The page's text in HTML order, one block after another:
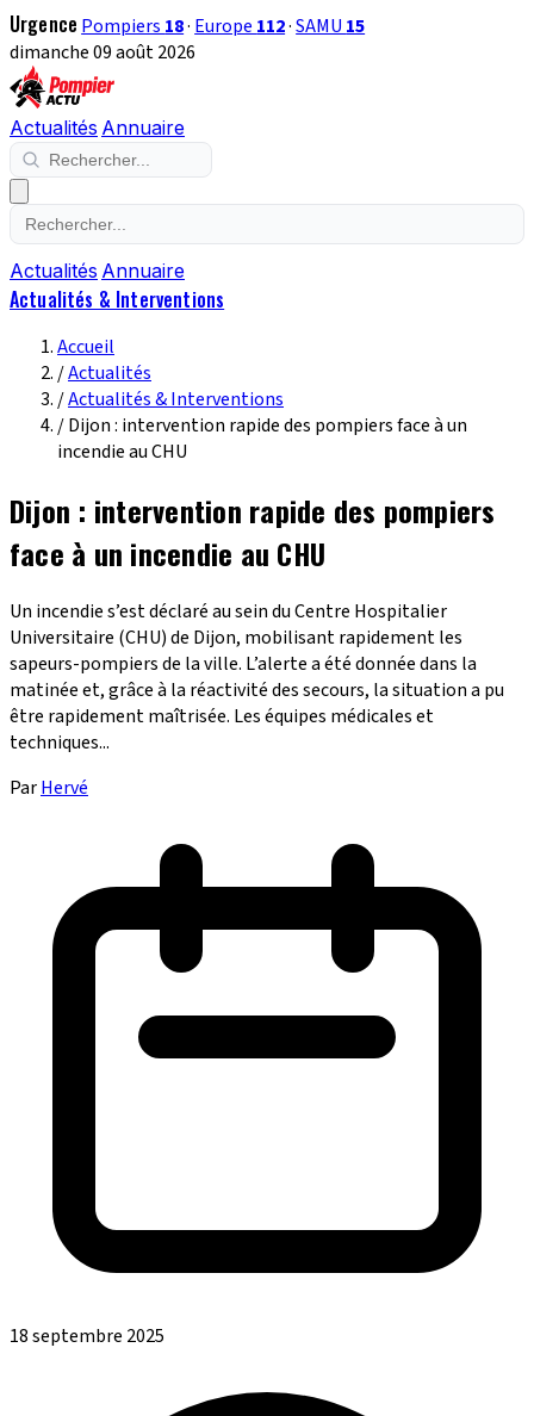
Urgence Pompiers 18· Europe 112·SAMU 15
dimanche 09 août 2026
Actualités Annuaire
Actualités Annuaire
Actualités & Interventions
Accueil
/Actualités
/Actualités & Interventions
/Dijon : intervention rapide des pompiers face à un
incendie au CHU
Dijon : intervention rapide des pompiers
face à un incendie au CHU
Un incendie s’est déclaré au sein du Centre Hospitalier
Universitaire (CHU) de Dijon, mobilisant rapidement les
sapeurs-pompiers de la ville. L’alerte a été donnée dans la
matinée et, grâce à la réactivité des secours, la situation a pu
être rapidement maîtrisée. Les équipes médicales et
techniques...
ParHervé
18 septembre 2025